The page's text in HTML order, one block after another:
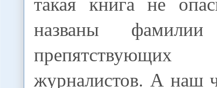
названы фамилии
журналистов. А наш